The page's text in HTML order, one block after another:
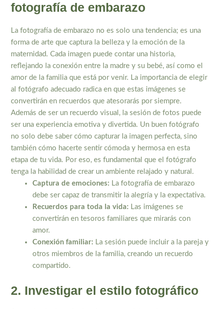
fotografía de embarazo
La fotografía de embarazo no es solo una tendencia; es una
forma de arte que captura la belleza y la emoción de la
maternidad. Cada imagen puede contar una historia,
reflejando la conexión entre la madre y su bebé, así como el
amor de la familia que está por venir. La importancia de elegir
al fotógrafo adecuado radica en que estas imágenes se
convertirán en recuerdos que atesorarás por siempre.
Además de ser un recuerdo visual, la sesión de fotos puede
ser una experiencia emotiva y divertida. Un buen fotógrafo
no solo debe saber cómo capturar la imagen perfecta, sino
también cómo hacerte sentir cómoda y hermosa en esta
etapa de tu vida. Por eso, es fundamental que el fotógrafo
tenga la habilidad de crear un ambiente relajado y natural.
Captura de emociones: La fotografía de embarazo
debe ser capaz de transmitir la alegría y la expectativa.
Recuerdos para toda la vida: Las imágenes se
convertirán en tesoros familiares que mirarás con
amor.
Conexión familiar: La sesión puede incluir a la pareja y
otros miembros de la familia, creando un recuerdo
compartido.
2. Investigar el estilo fotográfico